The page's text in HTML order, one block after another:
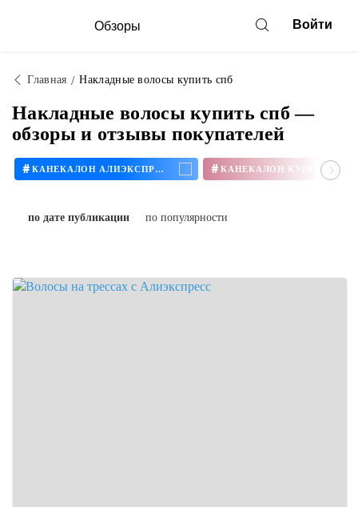
Обзоры Войти
Главная Накладные волосы купить спб
Накладные волосы купить спб —
обзоры и отзывы покупателей
# КАНЕКАЛОН АЛИЭКСПРЕСС # КАНЕКАЛОН КУПИТЬ
по дате публикации по популярности